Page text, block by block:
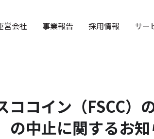
営会社 事業報告 採用情報 サー
コイン（FSCC）
の中止に関するお